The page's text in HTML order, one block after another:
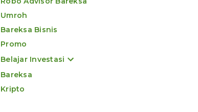
Umroh
Bareksa Bisnis
Promo
Belajar Investasi
Bareksa
Kripto